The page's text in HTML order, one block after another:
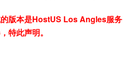
版本是HostUS Los Angles服务
特此声明。